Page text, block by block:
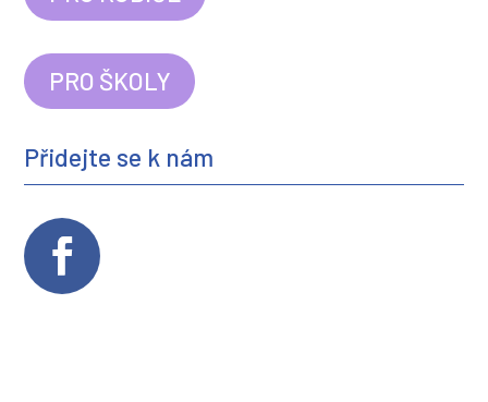
PRO ŠKOLY
Přidejte se k nám